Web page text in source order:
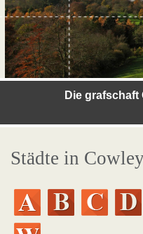
Die grafschaft
Städte in